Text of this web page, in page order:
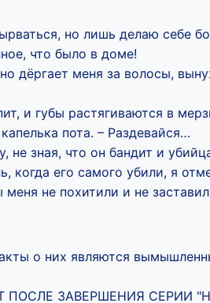
но лишь делаю себе
что было в доме!
дёргает меня за волосы,
и губы растягиваются в
пота. – Раздевайся…
не зная, что он бандит и
когда его самого убили, я
не похитили и не
о них являются
ПОСЛЕ ЗАВЕРШЕНИЯ СЕРИИ